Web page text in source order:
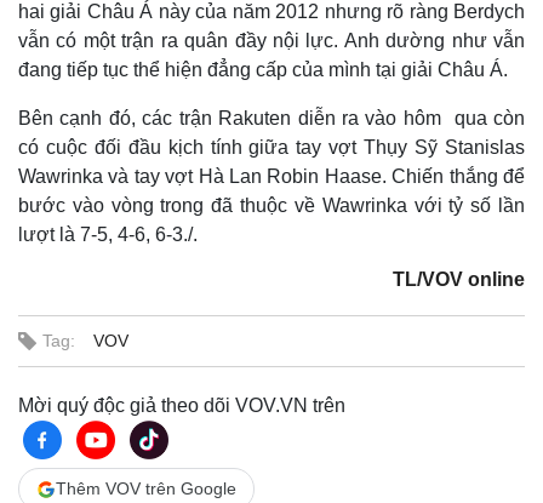
hai giải Châu Á này của năm 2012 nhưng rõ ràng Berdych
vẫn có một trận ra quân đầy nội lực. Anh dường như vẫn
đang tiếp tục thể hiện đẳng cấp của mình tại giải Châu Á.
Bên cạnh đó, các trận Rakuten diễn ra vào hôm qua còn
có cuộc đối đầu kịch tính giữa tay vợt Thụy Sỹ Stanislas
Wawrinka và tay vợt Hà Lan Robin Haase. Chiến thắng để
bước vào vòng trong đã thuộc về Wawrinka với tỷ số lần
lượt là 7-5, 4-6, 6-3./.
TL/VOV online
Tag: VOV
Mời quý độc giả theo dõi VOV.VN trên
Thêm VOV trên Google